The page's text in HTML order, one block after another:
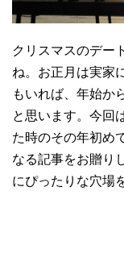
クリスマスのデー
ね。お正月は実家
もいれば、年始か
と思います。今回
た時のその年初め
なる記事をお贈り
にぴったりな穴場